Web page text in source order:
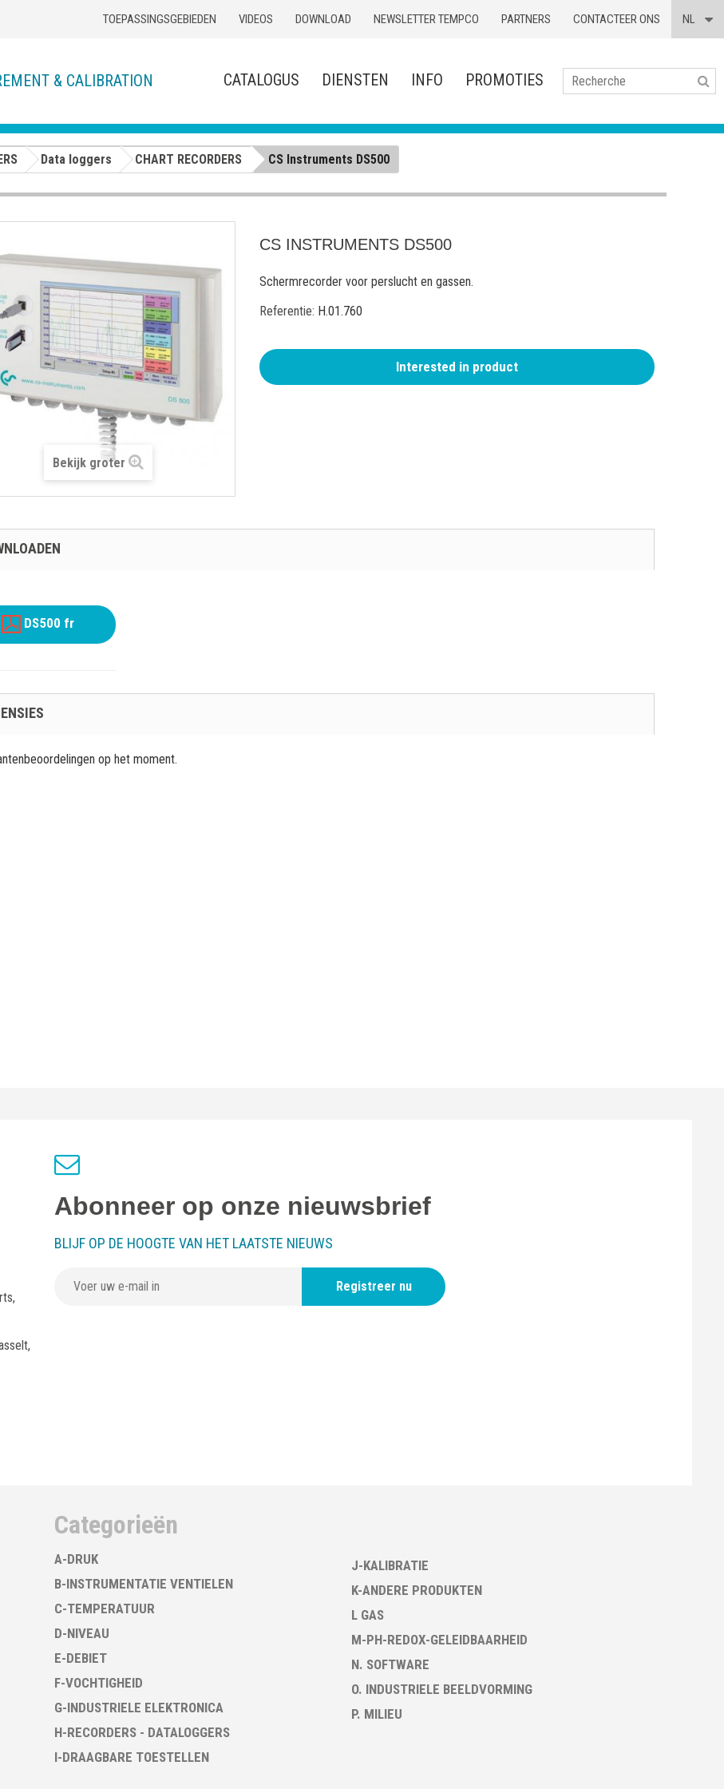
TOEPASSINGSGEBIEDEN VIDEOS DOWNLOAD NEWSLETTER TEMPCO PARTNERS NL
CONTACTEER ONS
& CALIBRATION CATALOGUS DIENSTEN INFO PROMOTIES
Data loggers CHART RECORDERS CS Instruments DS500
Bekijk groter
CS INSTRUMENTS DS500
Schermrecorder voor perslucht en gassen.
Referentie: H.01.760
Interested in product
DS500 fr
op het moment.
Abonneer op onze nieuwsbrief
BLIJF OP DE HOOGTE VAN HET LAATSTE NIEUWS
Registreer nu
Categorieën
A-DRUK
B-INSTRUMENTATIE VENTIELEN
C-TEMPERATUUR
D-NIVEAU
E-DEBIET
F-VOCHTIGHEID
G-INDUSTRIELE ELEKTRONICA
H-RECORDERS - DATALOGGERS
I-DRAAGBARE TOESTELLEN
J-KALIBRATIE
K-ANDERE PRODUKTEN
L GAS
M-PH-REDOX-GELEIDBAARHEID
N. SOFTWARE
O. INDUSTRIELE BEELDVORMING
P. MILIEU